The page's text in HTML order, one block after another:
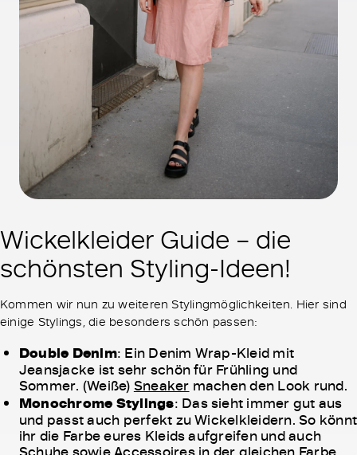
Wickelkleider Guide – die
schönsten Styling-Ideen!
Kommen wir nun zu weiteren Stylingmöglichkeiten. Hier sind
einige Stylings, die besonders schön passen:
Double Denim: Ein Denim Wrap-Kleid mit
Jeansjacke ist sehr schön für Frühling und
Sommer. (Weiße) Sneaker machen den Look rund.
Monochrome Stylings: Das sieht immer gut aus
und passt auch perfekt zu Wickelkleidern. So könnt
ihr die Farbe eures Kleids aufgreifen und auch